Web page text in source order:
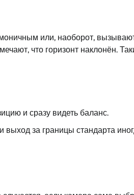
или, наоборот,
что горизонт наклонён.
и сразу видеть баланс.
за границы стандарта